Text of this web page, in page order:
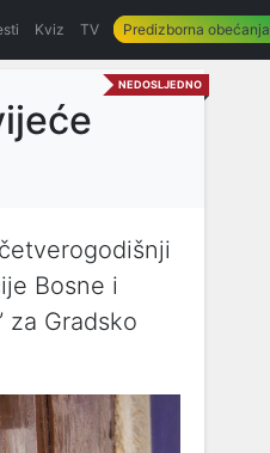
Kviz TV Predizborna obećanja
NEDOSLJEDNO
Bosne i
za Gradsko